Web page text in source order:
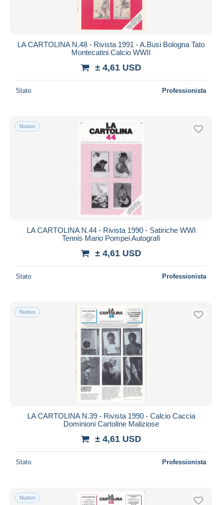
LA CARTOLINA N.48 - Rivista 1991 - A.Busi Bologna Tato
Montecatini Calcio WWII
± 4,61 USD
Stato Professionista
Nuovo
LA CARTOLINA N.44 - Rivista 1990 - Satiriche WWI
Tennis Mario Pompei Autografi
± 4,61 USD
Stato Professionista
Nuovo
LA CARTOLINA N.39 - Rivista 1990 - Calcio Caccia
Dominioni Cartoline Maliziose
± 4,61 USD
Stato Professionista
Nuovo